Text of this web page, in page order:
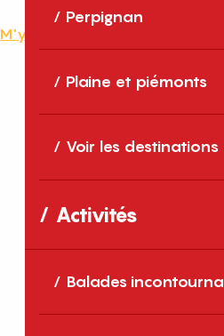
Perpignan
Plaine et piémonts
Voir les destinations
Activités
Balades
M'y rendre